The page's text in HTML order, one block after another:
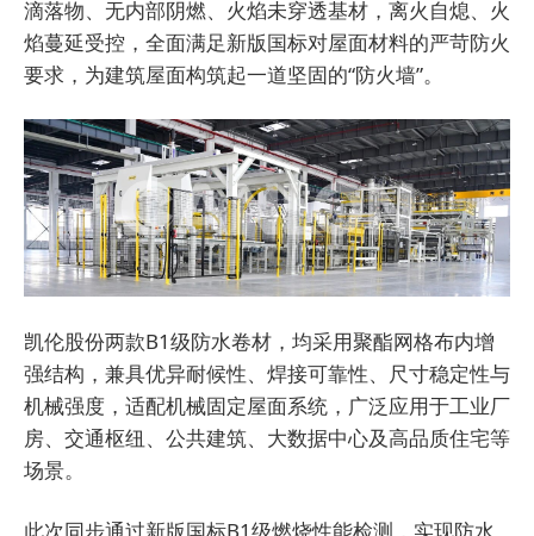
滴落物、无内部阴燃、火焰未穿透基材，离火自熄、火
焰蔓延受控，全面满足新版国标对屋面材料的严苛防火
要求，为建筑屋面构筑起一道坚固的“防火墙”。
凯伦股份两款B1级防水卷材，均采用聚酯网格布内增
强结构，兼具优异耐候性、焊接可靠性、尺寸稳定性与
机械强度，适配机械固定屋面系统，广泛应用于工业厂
房、交通枢纽、公共建筑、大数据中心及高品质住宅等
场景。